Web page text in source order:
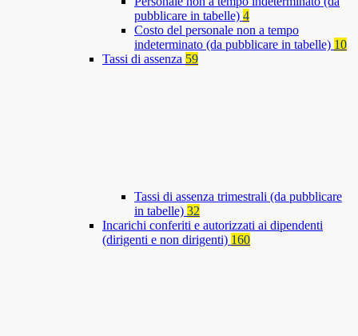
pubblicare in tabelle) 4
Costo del personale non a tempo
indeterminato (da pubblicare in tabelle) 10
Tassi di assenza 59
Tassi di assenza trimestrali (da pubblicare
in tabelle) 32
Incarichi conferiti e autorizzati ai dipendenti
(dirigenti e non dirigenti) 160